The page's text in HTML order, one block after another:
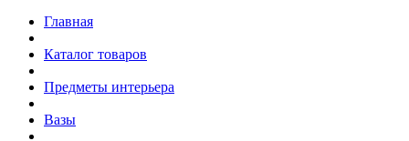
Главная
Каталог товаров
Предметы интерьера
Вазы